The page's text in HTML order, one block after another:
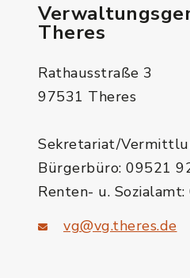
Theres
Rathausstraße 3
97531 Theres
Sekretariat/
Bürgerbüro: 09521
Renten- u.
vg@vg.theres.de